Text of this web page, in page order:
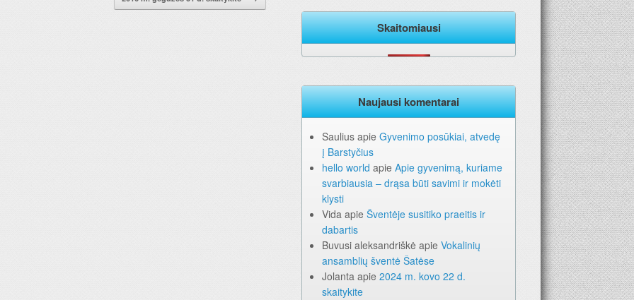
Skaitomiausi
Naujausi komentarai
Saulius apie Gyvenimo posūkiai, atvedę
į Barstyčius
hello world apie Apie gyvenimą, kuriame
svarbiausia – drąsa būti savimi ir mokėti
klysti
Vida apie Šventėje susitiko praeitis ir
dabartis
Buvusi aleksandriškė apie Vokalinių
ansamblių šventė Šatėse
Jolanta apie 2024 m. kovo 22 d.
skaitykite